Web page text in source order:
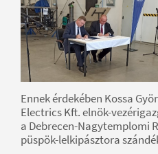
Ennek érdekében Kossa
Electrics Kft. elnök-
a Debrecen-Nagytemplomi
püspök-lelkipásztora